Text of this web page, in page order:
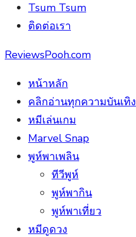
Tsum Tsum
ติดต่อเรา
ReviewsPooh.com
หน้าหลัก
คลิกอ่านทุกความบันเทิง
หมีเล่นเกม
Marvel Snap
พูห์พาเพลิน
ทีวีพูห์
พูห์พากิน
พูห์พาเที่ยว
หมีดูดวง